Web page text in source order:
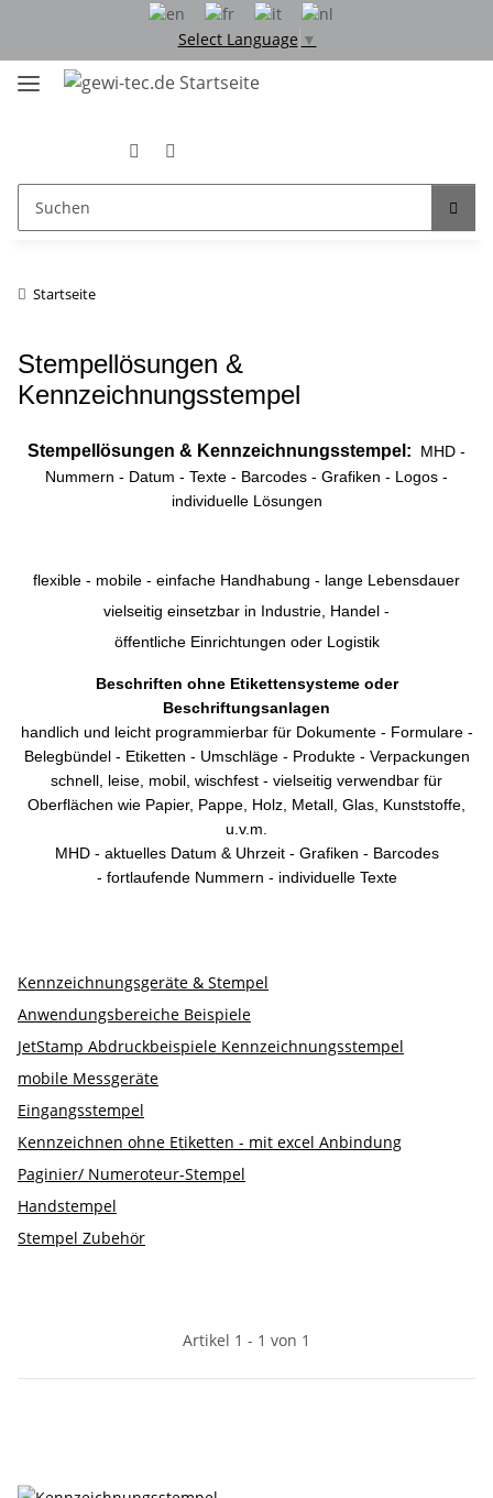
Select Language ▼
Startseite
Stempellösungen &
Kennzeichnungsstempel
Stempellösungen & Kennzeichnungsstempel:
MHD -
Nummern - Datum - Texte - Barcodes - Grafiken - Logos -
individuelle Lösungen
flexible - mobile - einfache Handhabung - lange Lebensdauer
vielseitig einsetzbar in Industrie, Handel -
öffentliche Einrichtungen oder Logistik
Beschriften ohne Etikettensysteme oder
Beschriftungsanlagen
handlich und leicht programmierbar für Dokumente - Formulare -
Belegbündel - Etiketten - Umschläge - Produkte - Verpackungen
schnell, leise, mobil, wischfest - vielseitig verwendbar für
Oberflächen wie Papier, Pappe, Holz, Metall, Glas, Kunststoffe,
u.v.m.
MHD - aktuelles Datum & Uhrzeit - Grafiken - Barcodes
- fortlaufende Nummern - individuelle Texte
Kennzeichnungsgeräte & Stempel
Anwendungsbereiche Beispiele
JetStamp Abdruckbeispiele Kennzeichnungsstempel
mobile Messgeräte
Eingangsstempel
Kennzeichnen ohne Etiketten - mit excel Anbindung
Paginier/ Numeroteur-Stempel
Handstempel
Stempel Zubehör
Artikel 1 - 1 von 1